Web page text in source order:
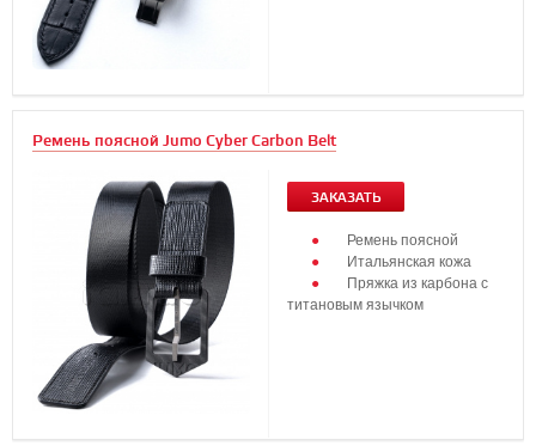
Ремень поясной Jumo Cyber Carbon Belt
ЗАКАЗАТЬ
Ремень поясной
Итальянская кожа
Пряжка из карбона с
титановым язычком